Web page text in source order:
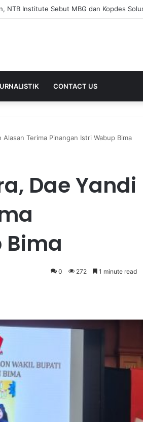
CONTACT US
Terima Pinangan Istri Wabup Bima
Dae Yandi
Bima
0 272 1 minute read